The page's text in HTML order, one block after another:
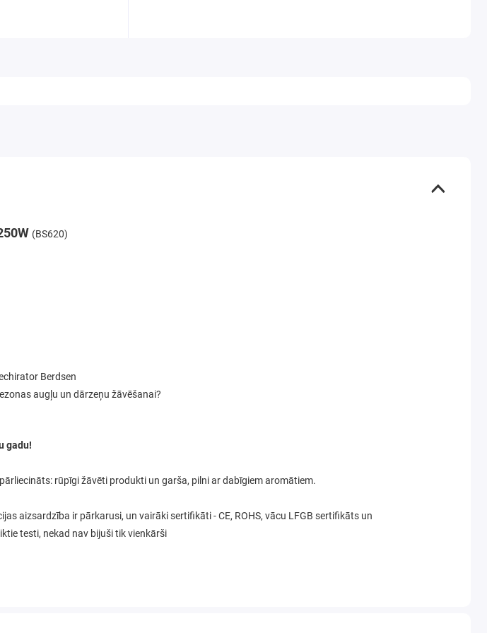
(BS620)
Berdsen
augļu un dārzeņu žāvēšanai?
gadu!
rūpīgi žāvēti produkti un garša, pilni ar dabīgiem aromātiem.
aizsardzība ir pārkarusi, un vairāki sertifikāti - CE, ROHS, vācu LFGB sertifikāts un
testi, nekad nav bijuši tik vienkārši